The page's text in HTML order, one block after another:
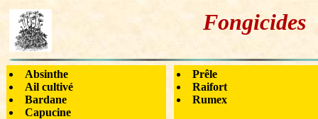
Fongicides
Absinthe
Ail cultivé
Bardane
Capucine
Prêle
Raifort
Rumex